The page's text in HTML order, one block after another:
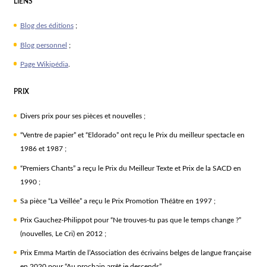
Blog des éditions;
Blog personnel ;
Page Wikipédia.
PRIX
Divers prix pour ses pièces et nouvelles ;
“Ventre de papier” et “Eldorado” ont reçu le Prix du meilleur spectacle en
1986 et 1987 ;
“Premiers Chants” a reçu le Prix du Meilleur Texte et Prix de la SACD en
1990 ;
Sa pièce “La Veillée” a reçu le Prix Promotion Théâtre en 1997 ;
Prix Gauchez-Philippot pour “Ne trouves-tu pas que le temps change ?”
(nouvelles, Le Cri) en 2012 ;
Prix Emma Martin de l’Association des écrivains belges de langue française